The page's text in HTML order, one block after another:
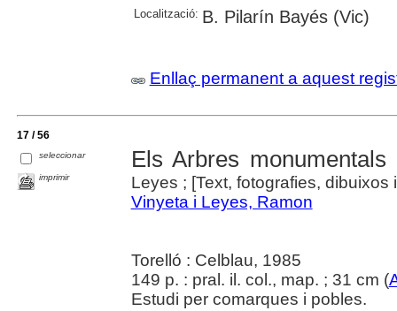
Localització: B. Pilarín Bayés (Vic)
Enllaç permanent a aquest
17 / 56
seleccionar
imprimir
Els Arbres monumentals
Leyes ; [Text, fotografies, dibuixos
Vinyeta i Leyes, Ramon
Torelló : Celblau, 1985
149 p. : pral. il. col., map. ; 31 cm (
Estudi per comarques i pobles.